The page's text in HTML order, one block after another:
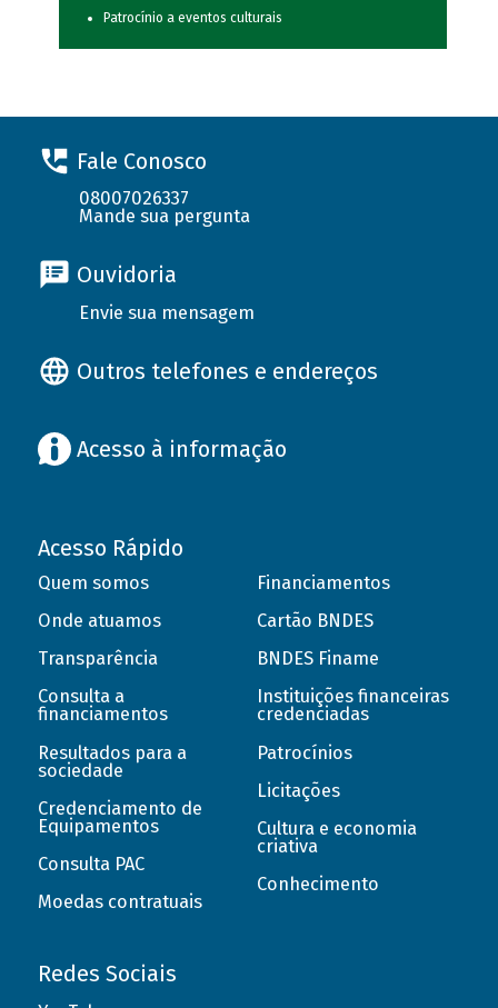
Patrocínio a eventos culturais
Fale Conosco
08007026337
Mande sua pergunta
Ouvidoria
Envie sua mensagem
Outros telefones e endereços
Acesso à informação
Acesso Rápido
Quem somos
Onde atuamos
Transparência
Consulta a
financiamentos
Resultados para a
sociedade
Credenciamento de
Equipamentos
Consulta PAC
Moedas contratuais
Financiamentos
Cartão BNDES
BNDES Finame
Instituições financeiras
credenciadas
Patrocínios
Licitações
Cultura e economia
criativa
Conhecimento
Redes Sociais